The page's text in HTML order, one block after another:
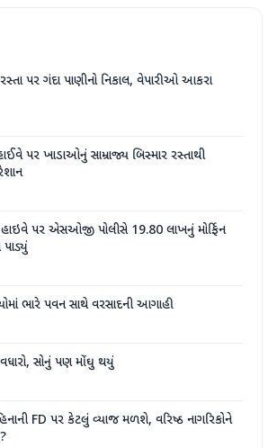
રસ્તા પર ગંદા પાણીનો નિકાલ, વેપારીઓ આકરા
પર ખાડાઓનું સામ્રાજ્ય બિસ્માર રસ્તાથી
હાઇવે પર એસઓજી પોલીસે 19.80 લાખનું મોર્ફિન
ભારે પવન સાથે વરસાદની આગાહી
વધારો, સોનું પણ મોંઘુ થયું
FD પર કેટલું વ્યાજ મળશે, વરિષ્ઠ નાગરિકોને